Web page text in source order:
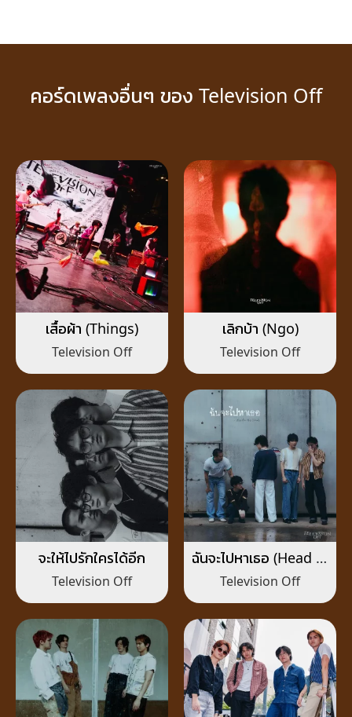
คอร์ดเพลงอื่นๆ ของ Television Off
เสื้อผ้า (Things)
Television Off
เลิกบ้า (Ngo)
Television Off
จะให้ไปรักใครได้อีก
Television Off
ฉันจะไปหาเธอ (Head in
the Clouds)
Television Off